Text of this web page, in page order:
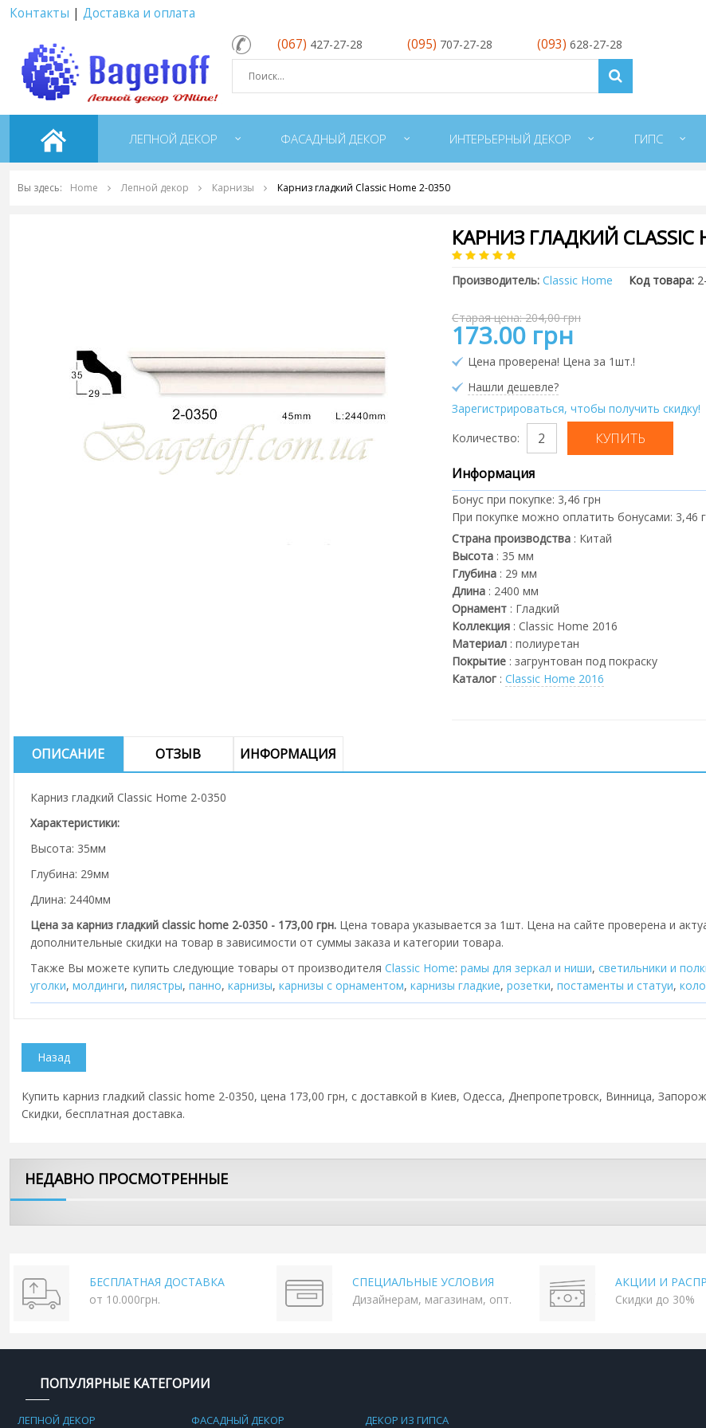
Контакты | Доставка и оплата
(067) 427-27-28 (095) 707-27-28 (093) 628-27-28
ЛЕПНОЙ ДЕКОР ФАСАДНЫЙ ДЕКОР ИНТЕРЬЕРНЫЙ ДЕКОР ГИПС
Вы здесь: Home Лепной декор Карнизы Карниз гладкий Classic Home 2-0350
КАРНИЗ ГЛАДКИЙ CLASSIC
Производитель: Classic Home Код товара:
Старая цена: 204,00 грн
173.00 грн
Цена проверена! Цена за 1шт.!
Нашли дешевле?
Зарегистрироваться, чтобы получить скидку!
Количество:
Информация
Бонус при покупке: 3,46 грн
При покупке можно оплатить бонусами: 3,46
Страна производства: Китай
Высота: 35 мм
Глубина: 29 мм
Длина: 2400 мм
Орнамент: Гладкий
Коллекция: Classic Home 2016
Материал: полиуретан
Покрытие: загрунтован под покраску
Каталог: Classic Home 2016
ОПИСАНИЕ ОТЗЫВ ИНФОРМАЦИЯ
Карниз гладкий Classic Home 2-0350
Характеристики:
Высота: 35мм
Глубина: 29мм
Длина: 2440мм
Цена за карниз гладкий classic home 2-0350 - 173,00 грн. Цена товара указывается за 1шт. Цена на сайте проверена и
дополнительные скидки на товар в зависимости от суммы заказа и категории товара.
Также Вы можете купить следующие товары от производителя Classic Home: рамы для зеркал и ниши, cветильники и
уголки, молдинги, пилястры, панно, карнизы, карнизы с орнаментом, карнизы гладкие, розетки, постаменты и статуи,
Купить карниз гладкий classic home 2-0350, цена 173,00 грн, с доставкой в Киев, Одесса, Днепропетровск, Винница,
Скидки, бесплатная доставка.
НЕДАВНО ПРОСМОТРЕННЫЕ
БЕСПЛАТНАЯ ДОСТАВКА
от 10.000грн.
СПЕЦИАЛЬНЫЕ УСЛОВИЯ
Дизайнерам, магазинам, опт.
АКЦИИ И
Скидки до 30%
ПОПУЛЯРНЫЕ КАТЕГОРИИ
ЛЕПНОЙ ДЕКОР ФАСАДНЫЙ ДЕКОР ДЕКОР ИЗ ГИПСА